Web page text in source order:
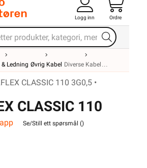
Logg inn Ordre
& Ledning Øvrig Kabel Diverse Kabel
CLASSIC 110 3G0,5 •
CLASSIC 110
3G0,5
Se/Still ett spørsmål ()